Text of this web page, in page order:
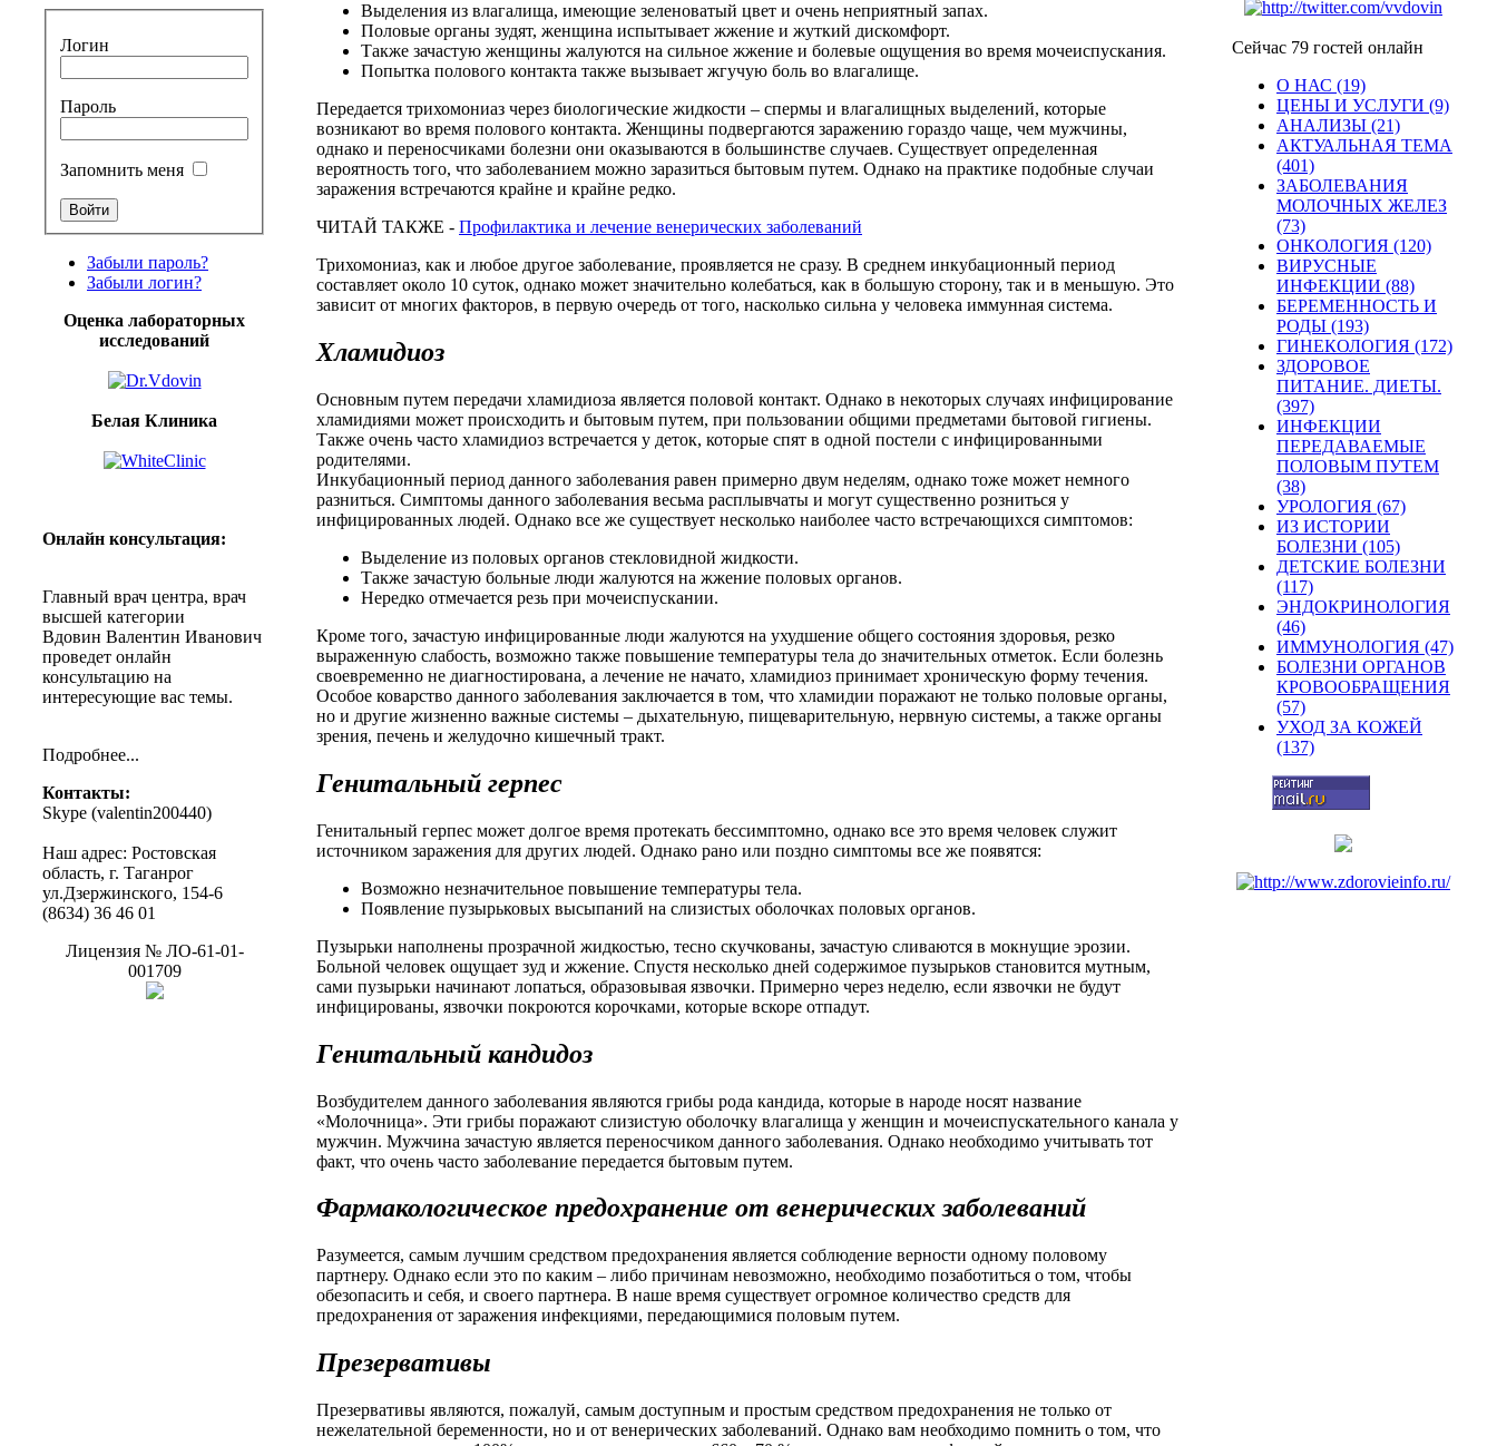
Логин
Пароль
Запомнить меня
Забыли пароль?
Забыли логин?
Оценка лабораторных
исследований
Белая Клиника
Онлайн консультация:
Главный врач центра, врач
высшей категории
Вдовин Валентин Иванович
проведет онлайн
консультацию на
интересующие вас темы.
Подробнее...
Контакты:
Skype (valentin200440)
Наш адрес: Ростовская
область, г. Таганрог
ул.Дзержинского, 154-6
(8634) 36 46 01
Лицензия№ ЛО-61-01-
001709
Выделения из влагалища, имеющие зеленоватый цвет и очень неприятный запах.
Половые органы зудят, женщина испытывает жжение и жуткий дискомфорт.
Также зачастую женщины жалуются на сильное жжение и болевые ощущения во время мочеиспускания.
Попытка полового контакта также вызывает жгучую боль во влагалище.
Передается трихомониаз через биологические жидкости – спермы и влагалищных выделений, которые
возникают во время полового контакта. Женщины подвергаются заражению гораздо чаще, чем мужчины,
однако и переносчиками болезни они оказываются в большинстве случаев. Существует определенная
вероятность того, что заболеванием можно заразиться бытовым путем. Однако на практике подобные случаи
заражения встречаются крайне и крайне редко.
ЧИТАЙ ТАКЖЕ - Профилактика и лечение венерических заболеваний
Трихомониаз, как и любое другое заболевание, проявляется не сразу. В среднем инкубационный период
составляет около 10 суток, однако может значительно колебаться, как в большую сторону, так и в меньшую. Это
зависит от многих факторов, в первую очередь от того, насколько сильна у человека иммунная система.
Хламидиоз
Основным путем передачи хламидиоза является половой контакт. Однако в некоторых случаях инфицирование
хламидиями может происходить и бытовым путем, при пользовании общими предметами бытовой гигиены.
Также очень часто хламидиоз встречается у деток, которые спят в одной постели с инфицированными
родителями.
Инкубационный период данного заболевания равен примерно двум неделям, однако тоже может немного
разниться. Симптомы данного заболевания весьма расплывчаты и могут существенно розниться у
инфицированных людей. Однако все же существует несколько наиболее часто встречающихся симптомов:
Выделение из половых органов стекловидной жидкости.
Также зачастую больные люди жалуются на жжение половых органов.
Нередко отмечается резь при мочеиспускании.
Кроме того, зачастую инфицированные люди жалуются на ухудшение общего состояния здоровья, резко
выраженную слабость, возможно также повышение температуры тела до значительных отметок. Если болезнь
своевременно не диагностирована, а лечение не начато, хламидиоз принимает хроническую форму течения.
Особое коварство данного заболевания заключается в том, что хламидии поражают не только половые органы,
но и другие жизненно важные системы – дыхательную, пищеварительную, нервную системы, а также органы
зрения, печень и желудочно кишечный тракт.
Генитальный герпес
Генитальный герпес может долгое время протекать бессимптомно, однако все это время человек служит
источником заражения для других людей. Однако рано или поздно симптомы все же появятся:
Возможно незначительное повышение температуры тела.
Появление пузырьковых высыпаний на слизистых оболочках половых органов.
Пузырьки наполнены прозрачной жидкостью, тесно скучкованы, зачастую сливаются в мокнущие эрозии.
Больной человек ощущает зуд и жжение. Спустя несколько дней содержимое пузырьков становится мутным,
сами пузырьки начинают лопаться, образовывая язвочки. Примерно через неделю, если язвочки не будут
инфицированы, язвочки покроются корочками, которые вскоре отпадут.
Генитальный кандидоз
Возбудителем данного заболевания являются грибы рода кандида, которые в народе носят название
«Молочница». Эти грибы поражают слизистую оболочку влагалища у женщин и мочеиспускательного канала у
мужчин. Мужчина зачастую является переносчиком данного заболевания. Однако необходимо учитывать тот
факт, что очень часто заболевание передается бытовым путем.
Фармакологическое предохранение от венерических заболеваний
Разумеется, самым лучшим средством предохранения является соблюдение верности одному половому
партнеру. Однако если это по каким – либо причинам невозможно, необходимо позаботиться о том, чтобы
обезопасить и себя, и своего партнера. В наше время существует огромное количество средств для
предохранения от заражения инфекциями, передающимися половым путем.
Презервативы
Презервативы являются, пожалуй, самым доступным и простым средством предохранения не только от
нежелательной беременности, но и от венерических заболеваний. Однако вам необходимо помнить о том, что
Сейчас 79 гостей онлайн
О НАС (19)
ЦЕНЫ И УСЛУГИ (9)
АНАЛИЗЫ (21)
АКТУАЛЬНАЯ ТЕМА
(401)
ЗАБОЛЕВАНИЯ
МОЛОЧНЫХ ЖЕЛЕЗ
(73)
ОНКОЛОГИЯ (120)
ВИРУСНЫЕ
ИНФЕКЦИИ (88)
БЕРЕМЕННОСТЬ И
РОДЫ (193)
ГИНЕКОЛОГИЯ (172)
ЗДОРОВОЕ
ПИТАНИЕ. ДИЕТЫ.
(397)
ИНФЕКЦИИ
ПЕРЕДАВАЕМЫЕ
ПОЛОВЫМ ПУТЕМ
(38)
УРОЛОГИЯ (67)
ИЗ ИСТОРИИ
БОЛЕЗНИ (105)
ДЕТСКИЕ БОЛЕЗНИ
(117)
ЭНДОКРИНОЛОГИЯ
(46)
ИММУНОЛОГИЯ (47)
БОЛЕЗНИ ОРГАНОВ
КРОВООБРАЩЕНИЯ
(57)
УХОД ЗА КОЖЕЙ
(137)